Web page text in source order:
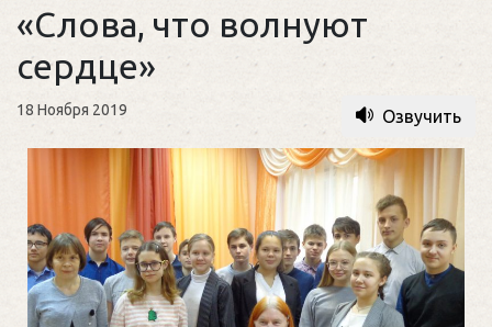
«Слова, что волнуют
сердце»
18 Ноября 2019 Озвучить